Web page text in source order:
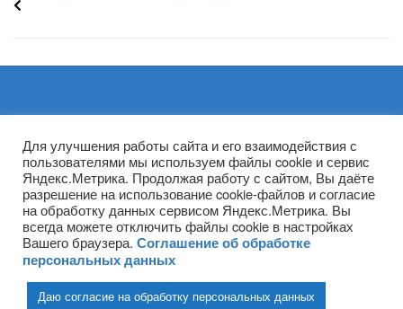
Архивы
(ГПОУ ТО «НТПБ») 2020 г. ©
Для улучшения работы сайта и его взаимодействия с
пользователями мы используем файлы cookie и сервис
Яндекс.Метрика. Продолжая работу с сайтом, Вы даёте
разрешение на использование cookie-файлов и согласие
на обработку данных сервисом Яндекс.Метрика. Вы
всегда можете отключить файлы cookie в настройках
Вашего браузера. Соглашение об обработке
персональных данных
Даю согласие на обработку персональных данных